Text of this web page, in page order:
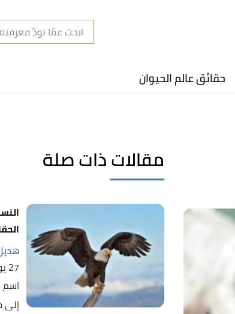
حقائق عالم الحيوان
مقالات ذات صلة
27 يوليو 2021
اسم
إلى